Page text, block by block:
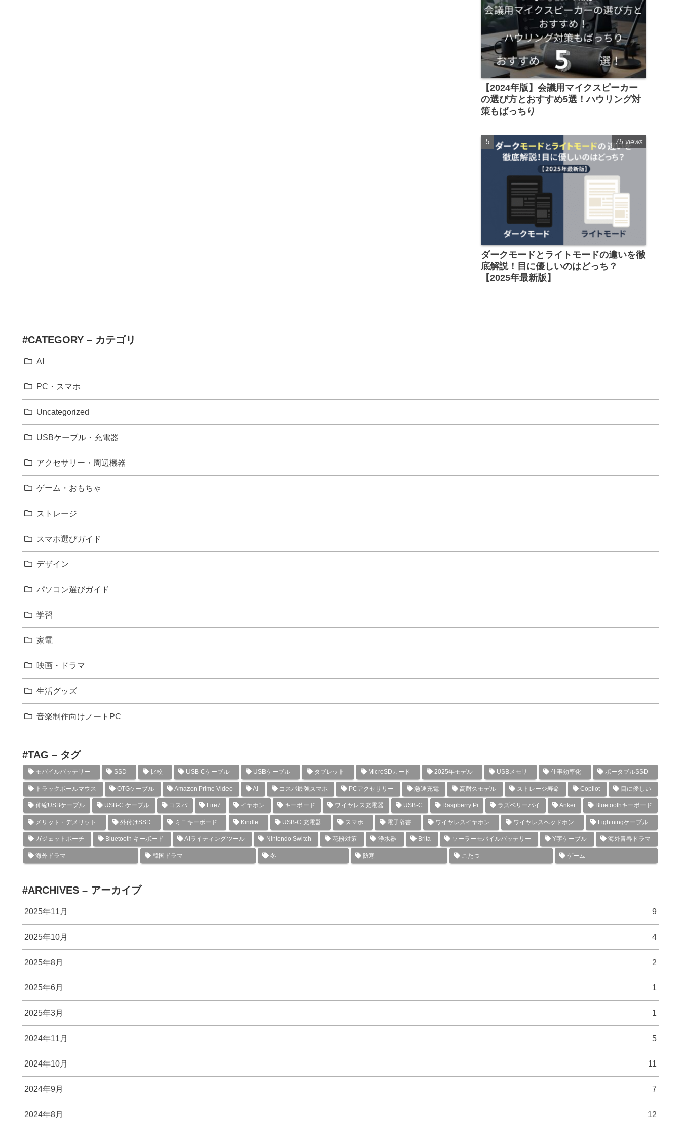
【2024年版】会議用マイクスピーカー
の選び方とおすすめ5選！ハウリング対
策もばっちり
ダークモードとライトモードの違いを徹
底解説！目に優しいのはどっち？
【2025年最新版】
75 views
#CATEGORY – カテゴリ
AI
PC・スマホ
Uncategorized
USBケーブル・充電器
アクセサリー・周辺機器
ゲーム・おもちゃ
ストレージ
スマホ選びガイド
デザイン
パソコン選びガイド
学習
家電
映画・ドラマ
生活グッズ
音楽制作向けノートPC
#TAG – タグ
モバイルバッテリー SSD 比較 USB-Cケーブル USBケーブル タブレット MicroSDカード 2025年モデル USBメモリ 仕事効率化 ポータブルSSD
トラックボールマウス OTGケーブル Amazon Prime Video AI コスパ最強スマホ PCアクセサリー 急速充電 高耐久モデル ストレージ寿命 Copilot 目に優しい
伸縮USBケーブル USB-C ケーブル コスパ Fire7 イヤホン キーボード ワイヤレス充電器 USB-C Raspberry Pi ラズベリーパイ Anker Bluetoothキーボード
メリット・デメリット 外付けSSD ミニキーボード Kindle USB-C 充電器 スマホ 電子辞書 ワイヤレスイヤホン ワイヤレスヘッドホン Lightningケーブル
ガジェットポーチ Bluetooth キーボード AIライティングツール Nintendo Switch 花粉対策 浄水器 Brita ソーラーモバイルバッテリー Y字ケーブル 海外青春ドラマ
海外ドラマ 韓国ドラマ 冬 防寒 こたつ ゲーム
#ARCHIVES – アーカイブ
2025年11月 9
2025年10月 4
2025年8月 2
2025年6月 1
2025年3月 1
2024年11月 5
2024年10月 11
2024年9月 7
2024年8月 12